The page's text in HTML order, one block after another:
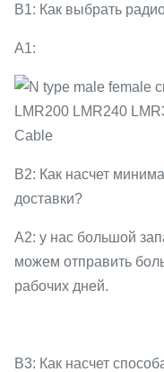
В1: Как выбрать
А1:
В2: Как насчет
доставки?
A2: у нас большой
можем отправить
рабочих дней.
В3: Как насчет